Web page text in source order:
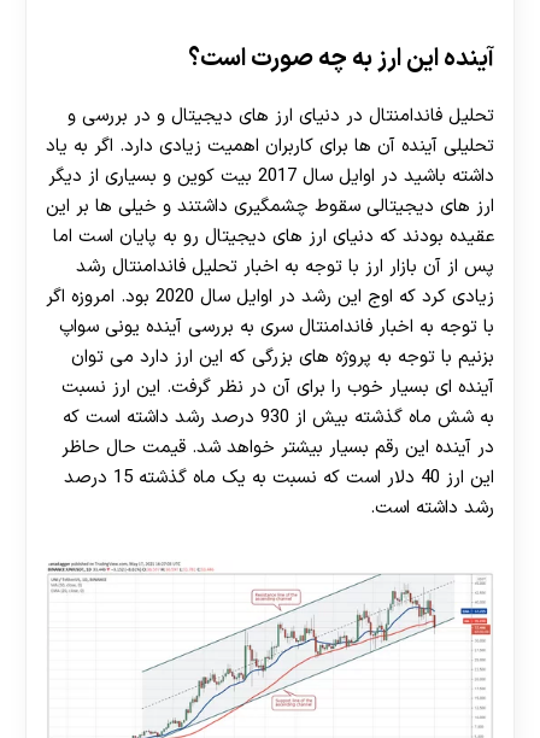
آینده این ارز به چه صورت است؟
تحلیل فاندامنتال در دنیای ارز های دیجیتال و در بررسی و
تحلیلی آینده آن ها برای کاربران اهمیت زیادی دارد. اگر به یاد
داشته باشید در اوایل سال 2017 بیت کوین و بسیاری از دیگر
ارز های دیجیتالی سقوط چشمگیری داشتند و خیلی ها بر این
عقیده بودند که دنیای ارز های دیجیتال رو به پایان است اما
پس از آن بازار ارز با توجه به اخبار تحلیل فاندامنتال رشد
زیادی کرد که اوج این رشد در اوایل سال 2020 بود. امروزه اگر
با توجه به اخبار فاندامنتال سری به بررسی آینده یونی سواپ
بزنیم با توجه به پروژه های بزرگی که این ارز دارد می توان
آینده ای بسیار خوب را برای آن در نظر گرفت. این ارز نسبت
به شش ماه گذشته بیش از 930 درصد رشد داشته است که
در آینده این رقم بسیار بیشتر خواهد شد. قیمت حال حاظر
این ارز 40 دلار است که نسبت به یک ماه گذشته 15 درصد
رشد داشته است.